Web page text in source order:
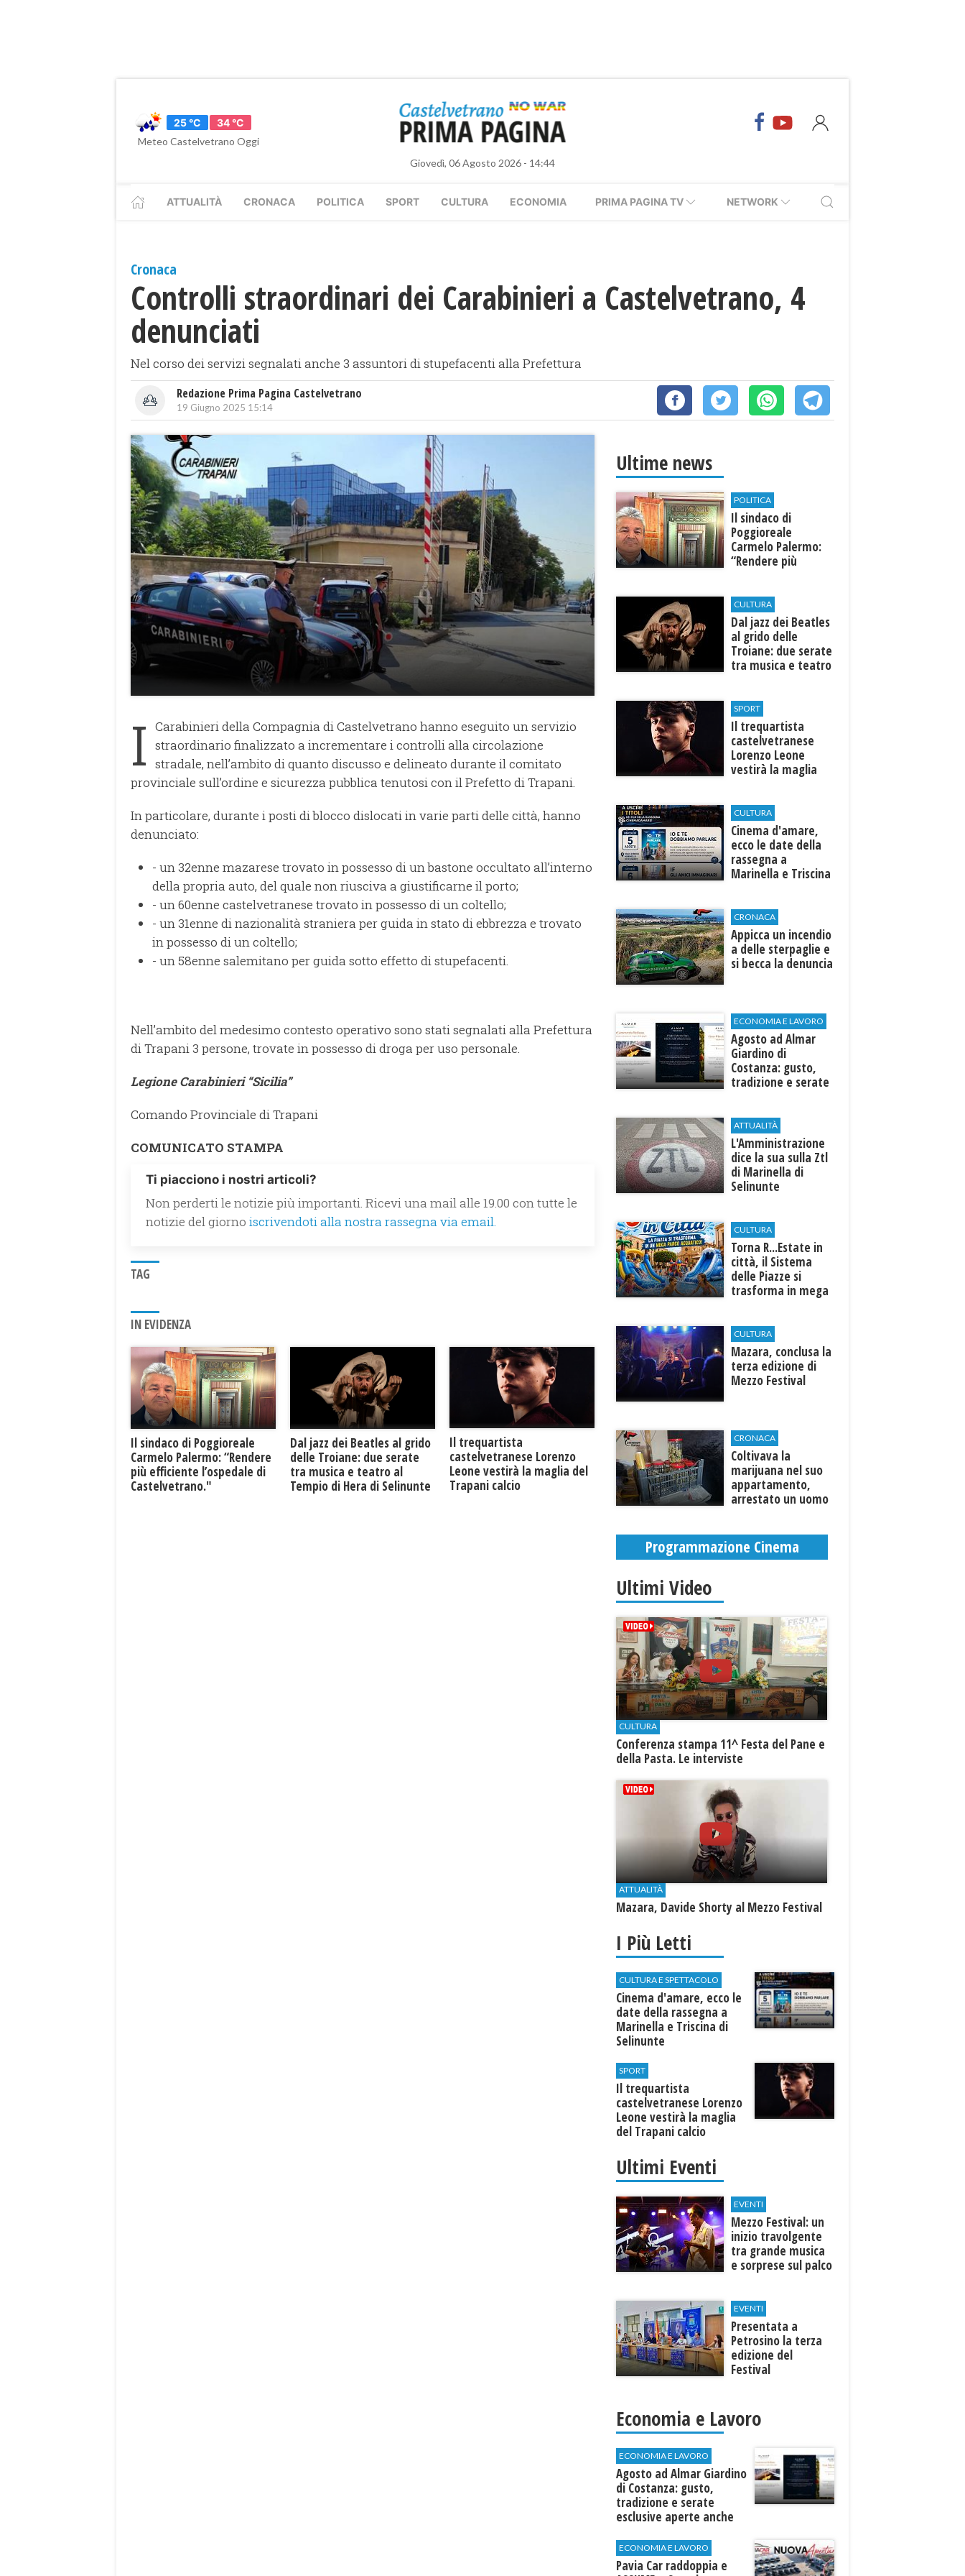
25 °C
34 °C
Meteo Castelvetrano Oggi
Giovedì, 06 Agosto 2026 - 14:44
ATTUALITÀ CRONACA POLITICA SPORT CULTURA ECONOMIA PRIMA PAGINA TV NETWORK
Cronaca
Controlli straordinari dei Carabinieri a Castelvetrano, 4
denunciati
Nel corso dei servizi segnalati anche 3 assuntori di stupefacenti alla Prefettura
Redazione Prima Pagina Castelvetrano
19 Giugno 2025 15:14
I Carabinieri della Compagnia di Castelvetrano hanno eseguito un servizio
straordinario finalizzato a incrementare i controlli alla circolazione
stradale, nell’ambito di quanto discusso e delineato durante il comitato
provinciale sull’ordine e sicurezza pubblica tenutosi con il Prefetto di Trapani.
In particolare, durante i posti di blocco dislocati in varie parti delle città, hanno
denunciato:
- un 32enne mazarese trovato in possesso di un bastone occultato all’interno
della propria auto, del quale non riusciva a giustificarne il porto;
- un 60enne castelvetranese trovato in possesso di un coltello;
- un 31enne di nazionalità straniera per guida in stato di ebbrezza e trovato
in possesso di un coltello;
- un 58enne salemitano per guida sotto effetto di stupefacenti.
Nell’ambito del medesimo contesto operativo sono stati segnalati alla Prefettura
di Trapani 3 persone, trovate in possesso di droga per uso personale.
Legione Carabinieri “Sicilia”
Comando Provinciale di Trapani
COMUNICATO STAMPA
Ti piacciono i nostri articoli?
Non perderti le notizie più importanti. Ricevi una mail alle 19.00 con tutte le
notizie del giorno iscrivendoti alla nostra rassegna via email.
TAG
IN EVIDENZA
Il sindaco di Poggioreale
Carmelo Palermo: “Rendere
più efficiente l’ospedale di
Castelvetrano."
Dal jazz dei Beatles al grido
delle Troiane: due serate
tra musica e teatro al
Tempio di Hera di Selinunte
Il trequartista
castelvetranese Lorenzo
Leone vestirà la maglia del
Trapani calcio
Ultime news
POLITICA
Il sindaco di
Poggioreale
Carmelo Palermo:
“Rendere più
Castelvetrano."
CULTURA
Dal jazz dei Beatles
al grido delle
Troiane: due serate
tra musica e teatro
SPORT
Il trequartista
castelvetranese
Lorenzo Leone
vestirà la maglia
CULTURA
Cinema d'amare,
ecco le date della
rassegna a
Marinella e Triscina
CRONACA
Appicca un incendio
a delle sterpaglie e
si becca la denuncia
ECONOMIA E LAVORO
Agosto ad Almar
Giardino di
Costanza: gusto,
tradizione e serate
esterni
ATTUALITÀ
L'Amministrazione
dice la sua sulla Ztl
di Marinella di
Selinunte
CULTURA
Torna R...Estate in
città, il Sistema
delle Piazze si
trasforma in mega
CULTURA
​Mazara, conclusa la
terza edizione di
Mezzo Festival
CRONACA
Coltivava la
marijuana nel suo
appartamento,
arrestato un uomo
Programmazione Cinema
Ultimi Video
CULTURA
Conferenza stampa 11^ Festa del Pane e
della Pasta. Le interviste
ATTUALITÀ
Mazara, Davide Shorty al Mezzo Festival
I Più Letti
CULTURA E SPETTACOLO
Cinema d'amare, ecco le
date della rassegna a
Marinella e Triscina di
Selinunte
SPORT
Il trequartista
castelvetranese Lorenzo
Leone vestirà la maglia
del Trapani calcio
Ultimi Eventi
EVENTI
Mezzo Festival: un
inizio travolgente
tra grande musica
e sorprese sul palco
EVENTI
Presentata a
Petrosino la terza
edizione del
Festival
"Voci dal
Mediterraneo"
Economia e Lavoro
ECONOMIA E LAVORO
Agosto ad Almar Giardino
di Costanza: gusto,
tradizione e serate
esclusive aperte anche
ECONOMIA E LAVORO
Pavia Car raddoppia e